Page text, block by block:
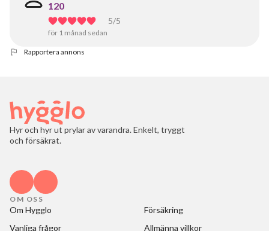
120
5/5
för 1 månad sedan
Rapportera annons
Hyr och hyr ut prylar av varandra. Enkelt, tryggt
och försäkrat.
OM OSS
Om Hygglo
Försäkring
Vanliga frågor
Allmänna villkor